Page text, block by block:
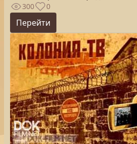
300 0
Перейти